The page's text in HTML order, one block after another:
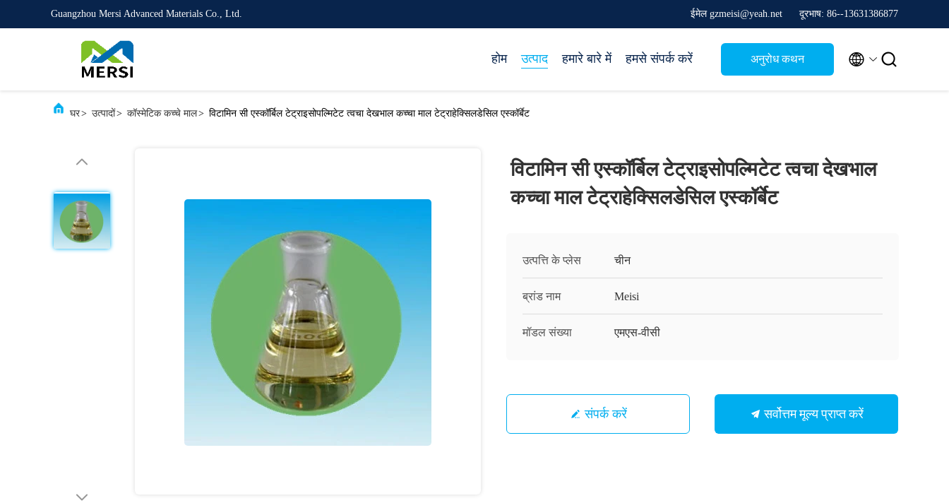
Guangzhou Mersi Advanced Materials Co., Ltd. ईमेल gzmeisi@yeah.net दूरभाष: 86--13631386877
होम उत्पाद हमारे बारे में हमसे संपर्क करें अनुरोध कथन  
घर> उत्पादों> कॉस्मेटिक कच्चे माल> विटामिन सी एस्कॉर्बिल टेट्राइसोपल्मिटेट त्वचा देखभाल कच्चा माल टेट्राहेक्सिलडेसिल एस्कॉर्बेट
विटामिन सी एस्कॉर्बिल टेट्राइसोपल्मिटेट त्वचा देखभाल
कच्चा माल टेट्राहेक्सिलडेसिल एस्कॉर्बेट
उत्पत्ति के प्लेस चीन
ब्रांड नाम Meisi
मॉडल संख्या एमएस-वीसी
संपर्क करें सर्वोत्तम मूल्य प्राप्त करें